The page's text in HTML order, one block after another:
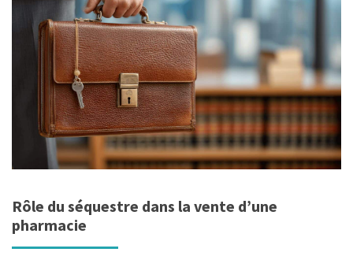
Rôle du séquestre dans la vente d’une
pharmacie